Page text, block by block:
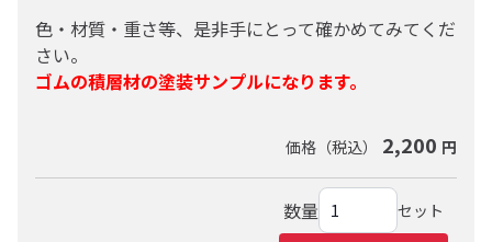
マコレ
色・材質・重さ等、是非手にとって確かめてみてくだ
さい。
ゴムの積層材の塗装サンプルになります。
価格（税込） 2,200 円
数量 セット